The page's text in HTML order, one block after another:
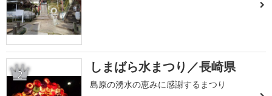
2 しまばら水まつり／長崎県
島原の湧水の恵みに感謝するまつり